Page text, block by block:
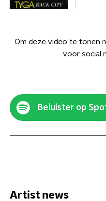
Om deze video te tonen
voor social
Beluister op
Artist news